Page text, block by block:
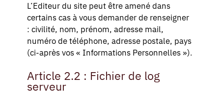
L’Editeur du site peut être amené dans
certains cas à vous demander de renseigner
: civilité, nom, prénom, adresse mail,
numéro de téléphone, adresse postale, pays
(ci-après vos « Informations Personnelles »).
Article 2.2 : Fichier de log
serveur